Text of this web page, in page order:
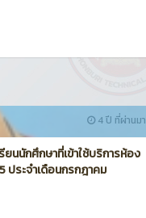
4 ปี ที่ผ่านมา
ยนนักศึกษาที่เข้าใช้บริการห้อง
ประจำเดือนกรกฎาคม